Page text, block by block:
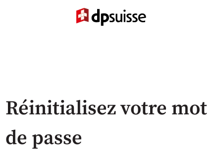
Réinitialisez votre mot
de passe